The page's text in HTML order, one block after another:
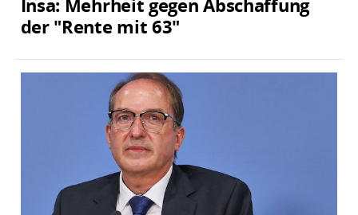
Insa: Mehrheit gegen Abschaffung
der "Rente mit 63"